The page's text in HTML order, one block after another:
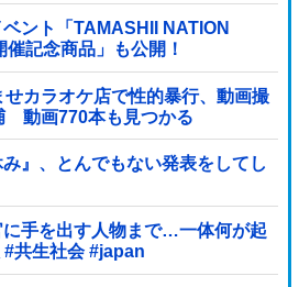
ベント「TAMASHII NATION
記念商品」も公開！
カラオケ店で性的暴行、動画撮
動画770本も見つかる
み』、とんでもない発表をしてし
に手を出す人物まで…一体何が起
#共生社会 #japan